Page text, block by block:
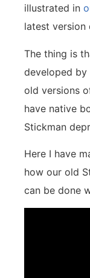
illustrated in
latest version
The thing is
developed by
old versions
have native
Stickman
Here I have
how our old
can be done